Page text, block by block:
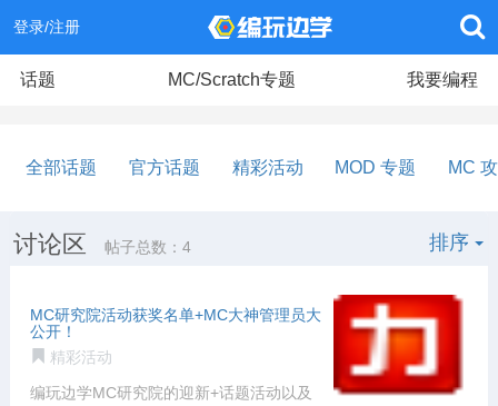
登录/注册
话题 MC/Scratch专题 我要编程
全部话题 官方话题 精彩活动 MOD 专题 MC
讨论区 帖子总数：4 排序
MC研究院活动获奖名单+MC大神管理员大
公开！
精彩活动
编玩边学MC研究院的迎新+话题活动以及